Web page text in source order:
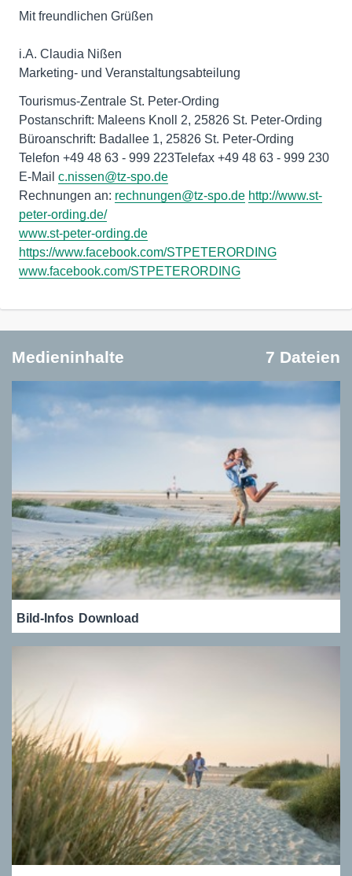
Mit freundlichen Grüßen
i.A. Claudia Nißen
Marketing- und Veranstaltungsabteilung
Tourismus-Zentrale St. Peter-Ording
Postanschrift: Maleens Knoll 2, 25826 St. Peter-Ording
Büroanschrift: Badallee 1, 25826 St. Peter-Ording
Telefon +49 48 63 - 999 223Telefax +49 48 63 - 999 230
E-Mail c.nissen@tz-spo.de
Rechnungen an: rechnungen@tz-spo.de http://www.st-
peter-ording.de/
www.st-peter-ording.de
https://www.facebook.com/STPETERORDING
www.facebook.com/STPETERORDING
Medieninhalte 7 Dateien
Bild-Infos Download